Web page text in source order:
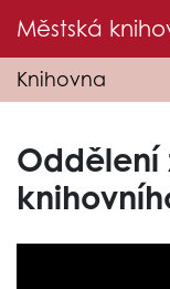
Městská
Knihovna
Oddělení